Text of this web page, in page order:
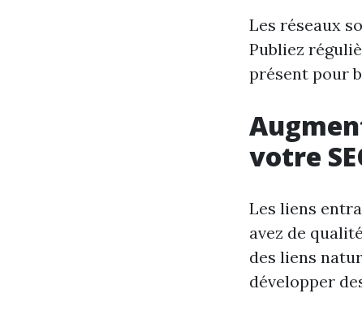
Les réseaux
Publiez
présent pour
votre
Les liens
avez de
des liens
développer